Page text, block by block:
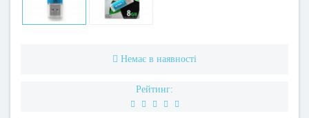
Немає в наявності
Рейтинг: